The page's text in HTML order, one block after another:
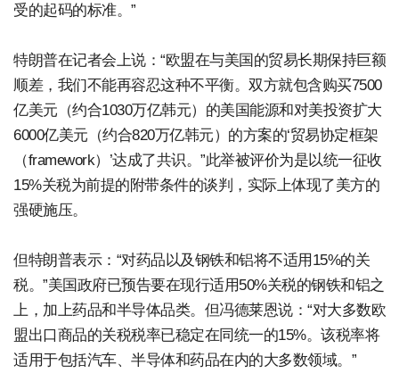
受的起码的标准。”
特朗普在记者会上说：“欧盟在与美国的贸易长期保持巨额
顺差，我们不能再容忍这种不平衡。双方就包含购买7500
亿美元（约合1030万亿韩元）的美国能源和对美投资扩大
6000亿美元（约合820万亿韩元）的方案的‘贸易协定框架
（framework）’达成了共识。”此举被评价为是以统一征收
15%关税为前提的附带条件的谈判，实际上体现了美方的
强硬施压。
但特朗普表示：“对药品以及钢铁和铝将不适用15%的关
税。”美国政府已预告要在现行适用50%关税的钢铁和铝之
上，加上药品和半导体品类。但冯德莱恩说：“对大多数欧
盟出口商品的关税税率已稳定在同统一的15%。该税率将
适用于包括汽车、半导体和药品在内的大多数领域。”